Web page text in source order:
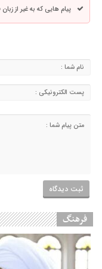
پیام هایی که به غیر از
فرهنگ